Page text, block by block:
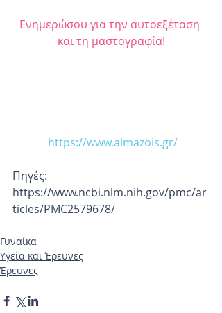
Ενημερώσου για την αυτοεξέταση
και τη μαστογραφία!
https://www.almazois.gr/
Πηγές:
https://www.ncbi.nlm.nih.gov/pmc/ar
ticles/PMC2579678/
Γυναίκα
Υγεία και Έρευνες
Έρευνες